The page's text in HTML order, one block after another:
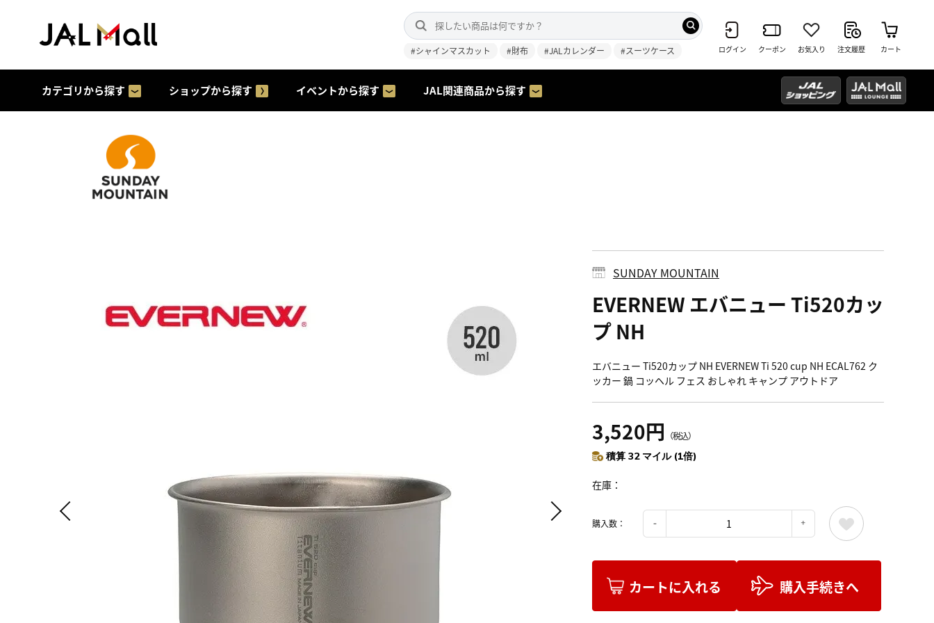
#シャインマスカット #財布 #JALカレンダー #スーツケース ログイン クーポン お気入り 注文履歴 カート
カテゴリから探す ショップから探す イベントから探す JAL関連商品から探す
SUNDAY MOUNTAIN
EVERNEW エバニュー Ti520カッ
プ NH
エバニュー Ti520カップ NH EVERNEW Ti 520 cup NH ECAL762 ク
ッカー 鍋 コッヘル フェス おしゃれ キャンプ アウトドア
3,520円 （税込）
積算 32 マイル (1倍)
在庫
購入数：
カートに入れる 購入手続きへ